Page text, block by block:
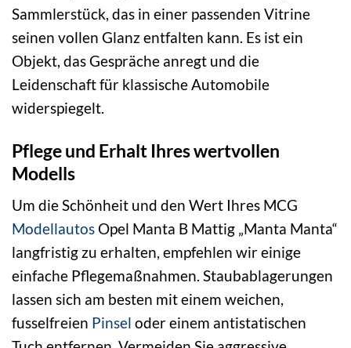
Sammlerstück, das in einer passenden Vitrine
seinen vollen Glanz entfalten kann. Es ist ein
Objekt, das Gespräche anregt und die
Leidenschaft für klassische Automobile
widerspiegelt.
Pflege und Erhalt Ihres wertvollen
Modells
Um die Schönheit und den Wert Ihres MCG
Modellautos Opel Manta B Mattig „Manta Manta“
langfristig zu erhalten, empfehlen wir einige
einfache Pflegemaßnahmen. Staubablagerungen
lassen sich am besten mit einem weichen,
fusselfreien Pinsel oder einem antistatischen